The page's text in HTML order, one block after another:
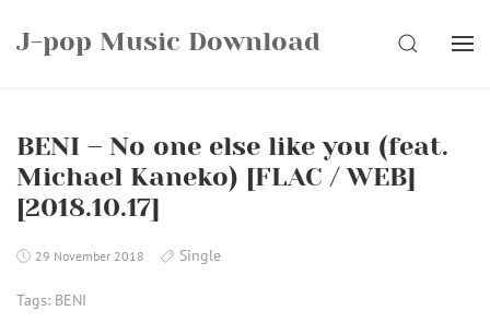
J-pop Music Download SEARCH
BENI – No one else like you (feat.
Michael Kaneko) [FLAC / WEB]
[2018.10.17]
29 November 2018 Single
Tags: BENI